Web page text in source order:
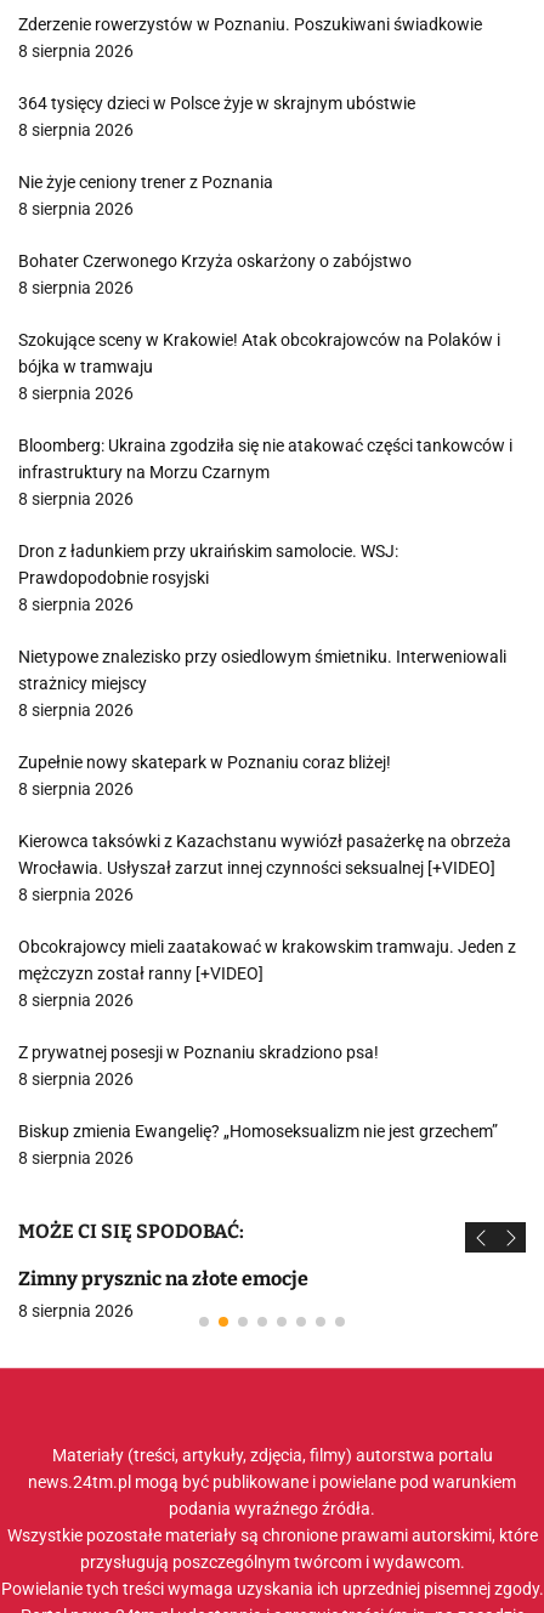
Zderzenie rowerzystów w Poznaniu. Poszukiwani świadkowie
8 sierpnia 2026
364 tysięcy dzieci w Polsce żyje w skrajnym ubóstwie
8 sierpnia 2026
Nie żyje ceniony trener z Poznania
8 sierpnia 2026
Bohater Czerwonego Krzyża oskarżony o zabójstwo
8 sierpnia 2026
Szokujące sceny w Krakowie! Atak obcokrajowców na Polaków i
bójka w tramwaju
8 sierpnia 2026
Bloomberg: Ukraina zgodziła się nie atakować części tankowców i
infrastruktury na Morzu Czarnym
8 sierpnia 2026
Dron z ładunkiem przy ukraińskim samolocie. WSJ:
Prawdopodobnie rosyjski
8 sierpnia 2026
Nietypowe znalezisko przy osiedlowym śmietniku. Interweniowali
strażnicy miejscy
8 sierpnia 2026
Zupełnie nowy skatepark w Poznaniu coraz bliżej!
8 sierpnia 2026
Kierowca taksówki z Kazachstanu wywiózł pasażerkę na obrzeża
Wrocławia. Usłyszał zarzut innej czynności seksualnej [+VIDEO]
8 sierpnia 2026
Obcokrajowcy mieli zaatakować w krakowskim tramwaju. Jeden z
mężczyzn został ranny [+VIDEO]
8 sierpnia 2026
Z prywatnej posesji w Poznaniu skradziono psa!
8 sierpnia 2026
Biskup zmienia Ewangelię? „Homoseksualizm nie jest grzechem”
8 sierpnia 2026
MOŻE CI SIĘ SPODOBAĆ:
Zimny prysznic na złote emocje
8 sierpnia 2026
Materiały (treści, artykuły, zdjęcia, filmy) autorstwa portalu
news.24tm.pl mogą być publikowane i powielane pod warunkiem
podania wyraźnego źródła.
Wszystkie pozostałe materiały są chronione prawami autorskimi, które
przysługują poszczególnym twórcom i wydawcom.
Powielanie tych treści wymaga uzyskania ich uprzedniej pisemnej zgody.